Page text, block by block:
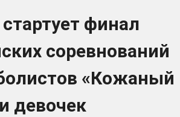
финал
соревнований
«Кожаный
девочек